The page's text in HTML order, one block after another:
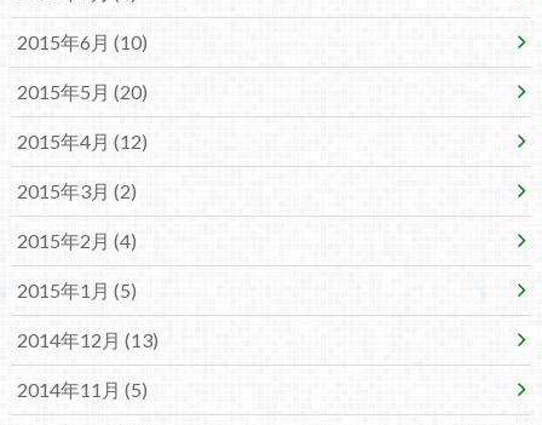
2015年6月 (10)
2015年5月 (20)
2015年4月 (12)
2015年3月 (2)
2015年2月 (4)
2015年1月 (5)
2014年12月 (13)
2014年11月 (5)